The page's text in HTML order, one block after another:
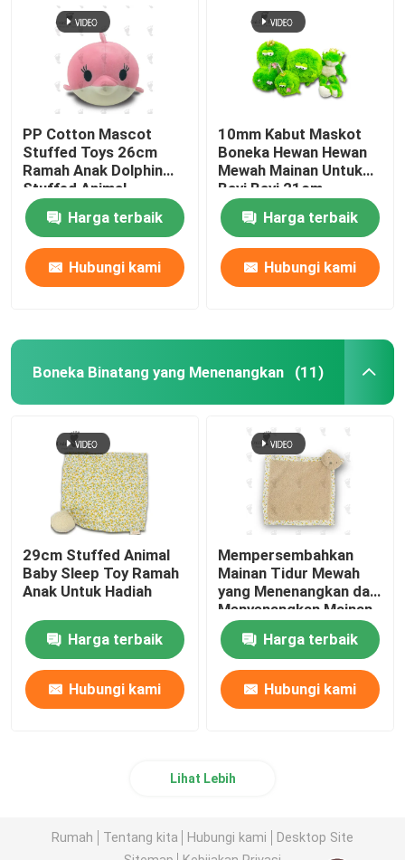
PP Cotton Mascot
Stuffed Toys 26cm
Ramah Anak Dolphin
Stuffed Animal
Harga terbaik
Hubungi kami
10mm Kabut Maskot
Boneka Hewan Hewan
Mewah Mainan Untuk
Bayi Bayi 21cm
Harga terbaik
Hubungi kami
Boneka Binatang yang Menenangkan (11)
29cm Stuffed Animal
Baby Sleep Toy Ramah
Anak Untuk Hadiah
Harga terbaik
Hubungi kami
Mempersembahkan
Mainan Tidur Mewah
yang Menenangkan dan
Menyenangkan Mainan
Bantuan Tidur 29cm
Harga terbaik
Hubungi kami
Lihat Lebih
Rumah Tentang kita Hubungi kami
Desktop Site